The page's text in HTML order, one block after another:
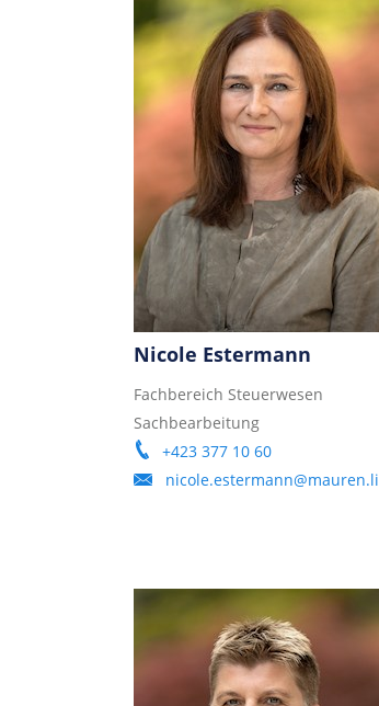
Nicole Estermann
Fachbereich Steuerwesen
Sachbearbeitung
+423 377 10 60
nicole.estermann@mauren.li